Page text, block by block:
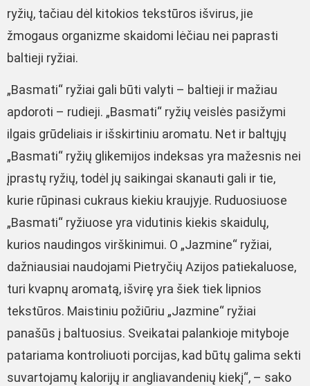
ryžių, tačiau dėl kitokios tekstūros išvirus, jie
žmogaus organizme skaidomi lėčiau nei paprasti
baltieji ryžiai.
„Basmati“ ryžiai gali būti valyti – baltieji ir mažiau
apdoroti – rudieji. „Basmati“ ryžių veislės pasižymi
ilgais grūdeliais ir išskirtiniu aromatu. Net ir baltųjų
„Basmati“ ryžių glikemijos indeksas yra mažesnis nei
įprastų ryžių, todėl jų saikingai skanauti gali ir tie,
kurie rūpinasi cukraus kiekiu kraujyje. Ruduosiuose
„Basmati“ ryžiuose yra vidutinis kiekis skaidulų,
kurios naudingos virškinimui. O „Jazmine“ ryžiai,
dažniausiai naudojami Pietryčių Azijos patiekaluose,
turi kvapnų aromatą, išvirę yra šiek tiek lipnios
tekstūros. Maistiniu požiūriu „Jazmine“ ryžiai
panašūs į baltuosius. Sveikatai palankioje mityboje
patariama kontroliuoti porcijas, kad būtų galima sekti
suvartojamų kalorijų ir angliavandenių kiekį“, – sako